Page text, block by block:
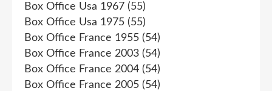
Box Office Usa 1967 (55)
Box Office Usa 1975 (55)
Box Office France 1955 (54)
Box Office France 2003 (54)
Box Office France 2004 (54)
Box Office France 2005 (54)